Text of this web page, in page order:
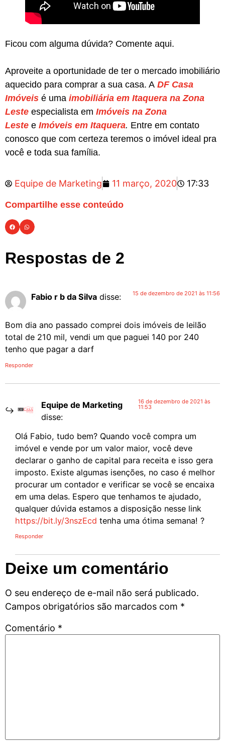
Ficou com alguma dúvida? Comente aqui.
Aproveite a oportunidade de ter o mercado imobiliário
aquecido para comprar a sua casa. A DF Casa
Imóveis é uma imobiliária em Itaquera na Zona
Leste especialista em Imóveis na Zona
Leste e Imóveis em Itaquera. Entre em contato
conosco que com certeza teremos o imóvel ideal pra
você e toda sua família.
Equipe de Marketing 11 março, 2020 17:33
Compartilhe esse conteúdo
Respostas de 2
Fabio r b da Silva disse: 15 de dezembro de 2021 às 11:56
Bom dia ano passado comprei dois imóveis de leilão
total de 210 mil, vendi um que paguei 140 por 240
tenho que pagar a darf
Responder
Equipe de Marketing
disse:
16 de dezembro de 2021 às
11:53
Olá Fabio, tudo bem? Quando você compra um
imóvel e vende por um valor maior, você deve
declarar o ganho de capital para receita e isso gera
imposto. Existe algumas isenções, no caso é melhor
procurar um contador e verificar se você se encaixa
em uma delas. Espero que tenhamos te ajudado,
qualquer dúvida estamos a disposição nesse link
https://bit.ly/3nszEcd tenha uma ótima semana! ?
Responder
Deixe um comentário
O seu endereço de e-mail não será publicado.
Campos obrigatórios são marcados com *
Comentário *